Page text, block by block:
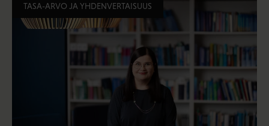
TASA-ARVO JA YHDENVERTAISUUS